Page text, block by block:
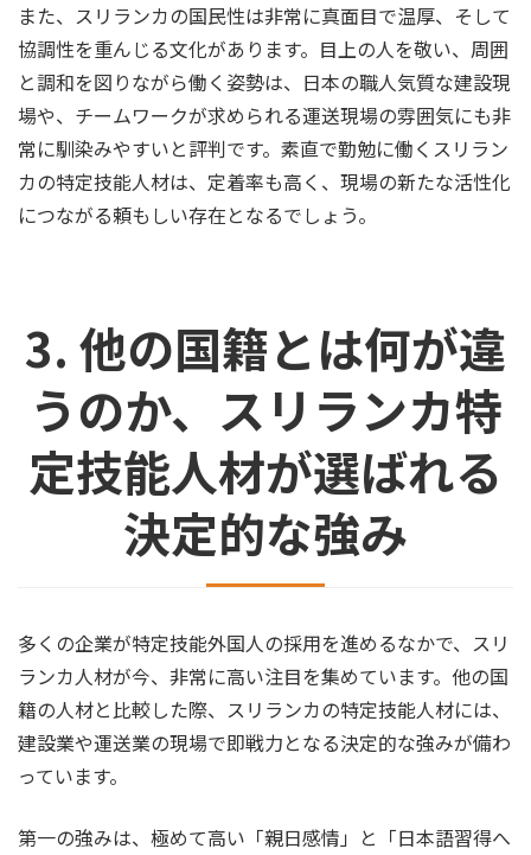
また、スリランカの国民性は非常に真面目で温厚、そして
協調性を重んじる文化があります。目上の人を敬い、周囲
と調和を図りながら働く姿勢は、日本の職人気質な建設現
場や、チームワークが求められる運送現場の雰囲気にも非
常に馴染みやすいと評判です。素直で勤勉に働くスリラン
カの特定技能人材は、定着率も高く、現場の新たな活性化
につながる頼もしい存在となるでしょう。
3. 他の国籍とは何が違
うのか、スリランカ特
定技能人材が選ばれる
決定的な強み
多くの企業が特定技能外国人の採用を進めるなかで、スリ
ランカ人材が今、非常に高い注目を集めています。他の国
籍の人材と比較した際、スリランカの特定技能人材には、
建設業や運送業の現場で即戦力となる決定的な強みが備わ
っています。
第一の強みは、極めて高い「親日感情」と「日本語習得へ